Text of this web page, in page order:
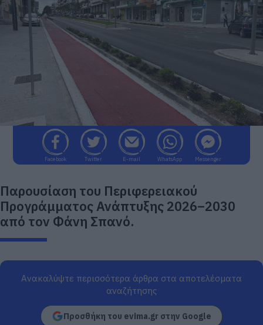
Facebook Twitter E-mail WhatsApp Messenger
Παρουσίαση του Περιφερειακού
Προγράμματος Ανάπτυξης 2026–2030
από τον Φάνη Σπανό.
Ανακαλύψτε περισσότερα άρθρα στα αποτελέσματα
αναζήτησης
Προσθήκη του evima.gr στην Google